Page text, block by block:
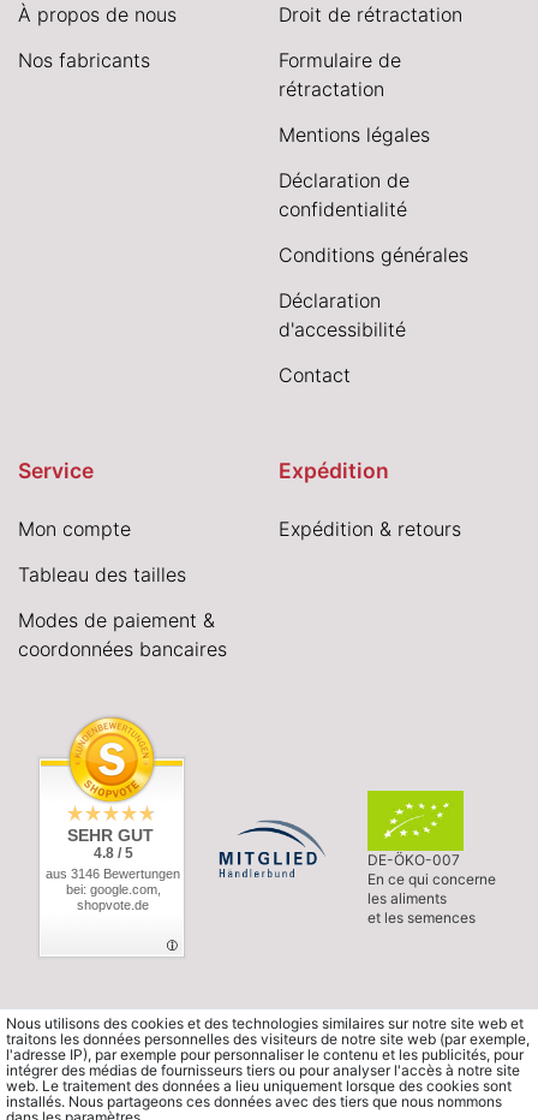
À propos de nous
Nos fabricants
Droit de rétractation
Formulaire de
rétractation
Mentions légales
Déclaration de
confidentialité
Conditions générales
Déclaration
d'accessibilité
Contact
Service
Mon compte
Tableau des tailles
Modes de paiement &
coordonnées bancaires
Expédition
Expédition & retours
SEHR GUT
4.8 / 5
aus 3146 Bewertungen
bei: google.com,
shopvote.de
DE-ÖKO-007
En ce qui concerne
les aliments
et les semences
Nous utilisons des cookies et des technologies similaires sur notre site web et
traitons les données personnelles des visiteurs de notre site web (par exemple,
l'adresse IP), par exemple pour personnaliser le contenu et les publicités, pour
intégrer des médias de fournisseurs tiers ou pour analyser l'accès à notre site
web. Le traitement des données a lieu uniquement lorsque des cookies sont
installés. Nous partageons ces données avec des tiers que nous nommons